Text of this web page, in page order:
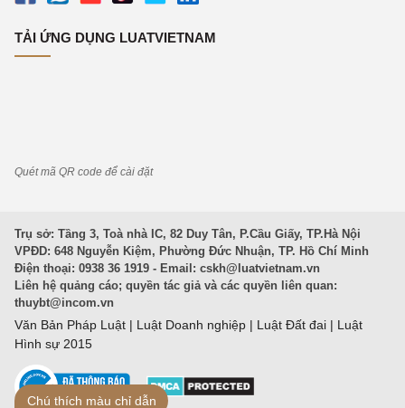
TẢI ỨNG DỤNG LUATVIETNAM
Quét mã QR code để cài đặt
Trụ sở: Tầng 3, Toà nhà IC, 82 Duy Tân, P.Cầu Giấy, TP.Hà Nội
VPĐD: 648 Nguyễn Kiệm, Phường Đức Nhuận, TP. Hồ Chí Minh
Điện thoại: 0938 36 1919 - Email: cskh@luatvietnam.vn
Liên hệ quảng cáo; quyền tác giả và các quyền liên quan:
thuybt@incom.vn
Văn Bản Pháp Luật | Luật Doanh nghiệp | Luật Đất đai | Luật
Hình sự 2015
Chú thích màu chỉ dẫn